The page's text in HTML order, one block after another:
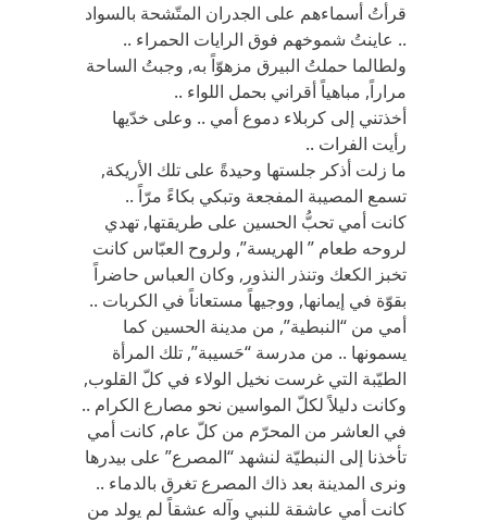
قرأتُ أسماءهم على الجدران المتّشحة بالسواد
.. عاينتُ شموخهم فوق الرايات الحمراء ..
ولطالما حملتُ البيرق مزهوّاً به, وجبتُ الساحة
مراراً, مباهياً أقراني بحمل اللواء ..
أخذتني إلى كربلاء دموع أمي .. وعلى خدّيها
رأيت الفرات ..
ما زلت أذكر جلستها وحيدةً على تلك الأريكة,
تسمع المصيبة المفجعة وتبكي بكاءً مرّاً ..
كانت أمي تحبُّ الحسين على طريقتها, تهدي
لروحه طعام ” الهريسة”, ولروح العبّاس كانت
تخبز الكعك وتنذر النذور, وكان العباس حاضراً
بقوّة في إيمانها, ووجيهاً مستعاناً في الكربات ..
أمي من “النبطية”, من مدينة الحسين كما
يسمونها .. من مدرسة “حَسيبة”, تلك المرأة
الطيّبة التي غرست نخيل الولاء في كلّ القلوب,
وكانت دليلاً لكلّ المواسين نحو مصارع الكرام ..
في العاشر من المحرّم من كلّ عام, كانت أمي
تأخذنا إلى النبطيّة لنشهد “المصرع” على بيدرها
ونرى المدينة بعد ذاك المصرع تغرق بالدماء ..
كانت أمي عاشقة للنبي وآله عشقاً لم يولد من